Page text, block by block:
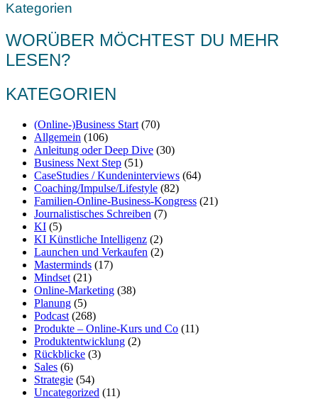
Kategorien
WORÜBER MÖCHTEST DU MEHR
LESEN?
KATEGORIEN
(Online-)Business Start (70)
Allgemein (106)
Anleitung oder Deep Dive (30)
Business Next Step (51)
CaseStudies / Kundeninterviews (64)
Coaching/Impulse/Lifestyle (82)
Familien-Online-Business-Kongress (21)
Journalistisches Schreiben (7)
KI (5)
KI Künstliche Intelligenz (2)
Launchen und Verkaufen (2)
Masterminds (17)
Mindset (21)
Online-Marketing (38)
Planung (5)
Podcast (268)
Produkte – Online-Kurs und Co (11)
Produktentwicklung (2)
Rückblicke (3)
Sales (6)
Strategie (54)
Uncategorized (11)